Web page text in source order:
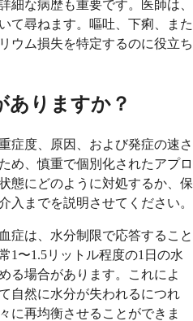
細な病歴も重要です。医師は、
て尋ねます。嘔吐、下痢、また
ウム損失を特定するのに役立ち
ありますか？
症度、原因、および発症の速さ
め、慎重で個別化されたアプロ
態にどのように対処するか、保
入までを説明させてください。
症は、水分制限で応答すること
1〜1.5リットル程度の1日の水
る場合があります。これによ
自然に水分が失われるにつれ
に再均衡させることができま